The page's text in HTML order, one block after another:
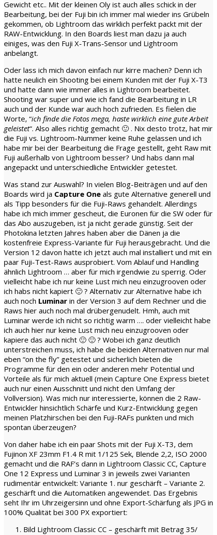
Gewicht etc.. Mit der kleinen Oly ist auch alles schick in der
Bearbeitung, bei der Fuji bin ich immer mal wieder ins Grübeln
gekommen, ob Lightroom das wirklich perfekt packt mit der
RAW-Entwicklung. In den Boards liest man dazu ja auch
einiges, was den Fuji X-Trans-Sensor und Lightroom
anbelangt.
Oder lass ich mich davon einfach nur kirre machen? Denn ich
hatte neulich ein Shooting bei einem Kunden mit der Fuji X-T3
und hatte dann wie immer alles in Lightroom bearbeitet.
Shooting war super und wie ich fand die Bearbeitung in LR
auch und der Kunde war auch hoch zufrieden. Es fielen die
Worte, “ich finde die Fotos mega, haste wirklich eine gute Arbeit
geleistet“. Also alles richtig gemacht 🙂 . Nix desto trotz, hat mir
die Fuji vs. Lightroom-Nummer keine Ruhe gelassen und ich
habe mir bei der Bearbeitung die Frage gestellt, geht Raw mit
Fuji außerhalb von Lightroom besser? Und habs dann mal
angepackt und unterschiedliche Entwickler getestet.
Was stand zur Auswahl? In vielen Blog-Beiträgen und auf den
Boards wird ja Capture One als gute Alternative generell und
als Tipp besonders für die Fuji-Raws gehandelt. Allerdings
habe ich mich immer gescheut, die Euronen für die SW oder für
das Abo auszugeben, ist ja nicht gerade günstig. Seit der
Photokina letzten Jahres haben aber die Dänen ja die
kostenfreie Express-Variante für Fuji herausgebracht. Und die
Version 12 davon hatte ich jetzt auch mal installiert und mit ein
paar Fuji-Test-Raws ausprobiert. Vom Ablauf und Handling
ähnlich Lightroom … aber für mich irgendwie zu sperrig. Oder
vielleicht habe ich nur keine Lust mich neu einzugrooven oder
ich habs nicht kapiert 🙂 ? Alternativ zur Alternative habe ich
auch noch Luminar in der Version 3 auf dem Rechner und die
Raws hier auch noch mal drübergenudelt. Hmh, auch mit
Luminar werde ich nicht so richtig warm …. oder vielleicht habe
ich auch hier nur keine Lust mich neu einzugrooven oder
kapiere das auch nicht 🙂 🙂 ? Wobei ich ganz deutlich
unterstreichen muss, ich habe die beiden Alternativen nur mal
eben “on the fly” getestet und sicherlich bieten die
Programme für den ein oder anderen mehr Potential und
Vorteile als für mich aktuell (mein Capture One Express bietet
auch nur einen Ausschnitt und nicht den Umfang der
Vollversion). Was mich nur interessierte, können die 2 Raw-
Entwickler hinsichtlich Schärfe und Kurz-Entwicklung gegen
meinen Platzhirschen bei den Fuji-RAFs punkten und mich
spontan überzeugen?
Von daher habe ich ein paar Shots mit der Fuji X-T3, dem
Fujinon XF 23mm F1.4 R mit 1/125 Sek, Blende 2,2, ISO 2000
gemacht und die RAF’s dann in Lightroom Classic CC, Capture
One 12 Express und Luminar 3 in jeweils zwei Varianten
rudimentär entwickelt: Variante 1. nur geschärft – Variante 2.
geschärft und die Automatiken angewendet. Das Ergebnis
seht Ihr im Uhrzeigersinn und ohne Export-Schärfung als JPG in
100% Qualität bei 300 PX exportiert:
Bild Lightroom Classic CC – geschärft mit Betrag 35/